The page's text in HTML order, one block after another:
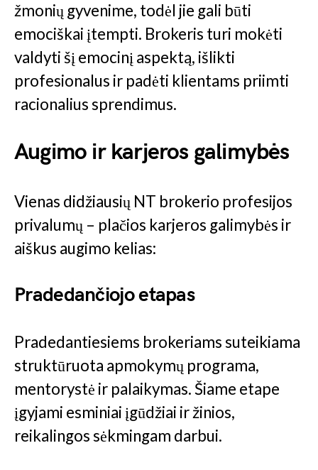
žmonių gyvenime, todėl jie gali būti
emociškai įtempti. Brokeris turi mokėti
valdyti šį emocinį aspektą, išlikti
profesionalus ir padėti klientams priimti
racionalius sprendimus.
Augimo ir karjeros galimybės
Vienas didžiausių NT brokerio profesijos
privalumų – plačios karjeros galimybės ir
aiškus augimo kelias:
Pradedančiojo etapas
Pradedantiesiems brokeriams suteikiama
struktūruota apmokymų programa,
mentorystė ir palaikymas. Šiame etape
įgyjami esminiai įgūdžiai ir žinios,
reikalingos sėkmingam darbui.